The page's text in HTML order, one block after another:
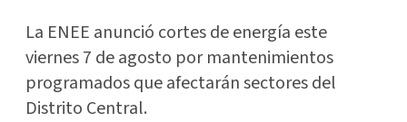
La ENEE anunció cortes de energía este
viernes 7 de agosto por mantenimientos
programados que afectarán sectores del
Distrito Central.